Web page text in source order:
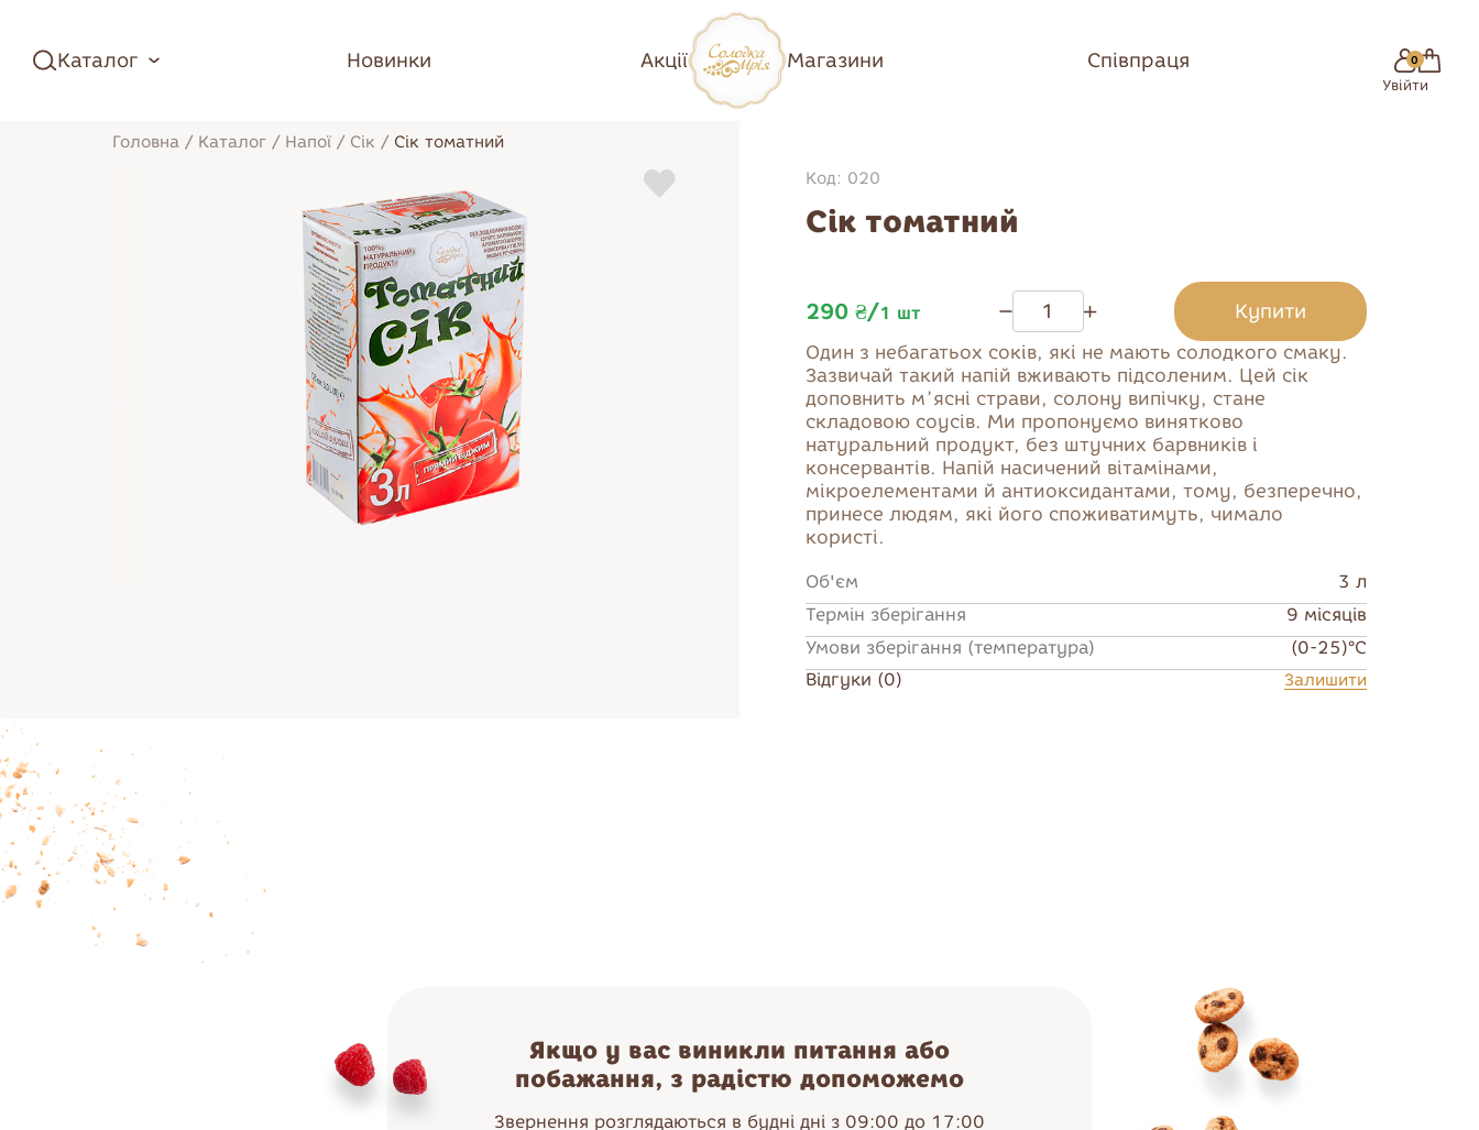
Каталог Новинки Акції Магазини Співпраця
Увійти
0
Морозиво Снеки
Сік
Вода
Кава
Головна / Каталог / Напої / Сік / Сік томатний
Код: 020
Сік томатний
290 ₴/1 шт Купити
Купити
Один з небагатьох соків, які не мають солодкого смаку.
Зазвичай такий напій вживають підсоленим. Цей сік
доповнить мʼясні страви, солону випічку, стане
складовою соусів. Ми пропонуємо винятково
натуральний продукт, без штучних барвників і
консервантів. Напій насичений вітамінами,
мікроелементами й антиоксидантами, тому, безперечно,
принесе людям, які його споживатимуть, чимало
користі.
Об'єм
3 л
Термін зберігання
9 місяців
Умови зберігання (температура)
(0-25)°C
Відгуки (0)
Залишити
Якщо у вас виникли питання або
побажання, з радістю допоможемо
Звернення розглядаються в будні дні з 09:00 до 17:00